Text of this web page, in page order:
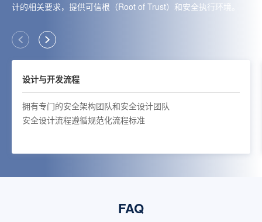
计的相关要求，提供可信根（Root of Trust）和安全执行环境。
设计与开发流程
拥有专门的安全架构团队和安全设计团队
安全设计流程遵循规范化流程标准
FAQ